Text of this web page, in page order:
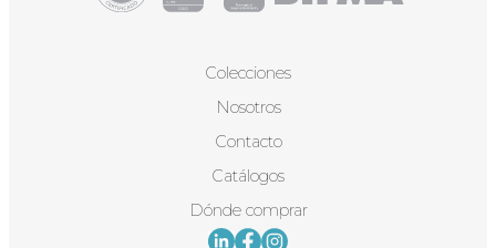
Colecciones
Nosotros
Contacto
Catálogos
Dónde comprar